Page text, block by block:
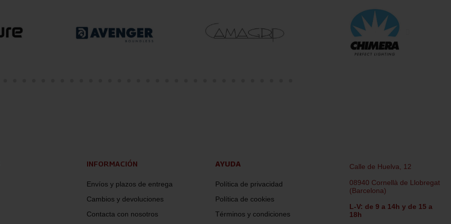
INFORMACIÓN
Envíos y plazos de entrega
Cambios y devoluciones
Contacta con nosotros
AYUDA
Política de privacidad
Política de cookies
Términos y condiciones
Calle de Huelva, 12
08940 Cornellà de Llobregat
(Barcelona)
L-V: de 9 a 14h y de 15 a
18h